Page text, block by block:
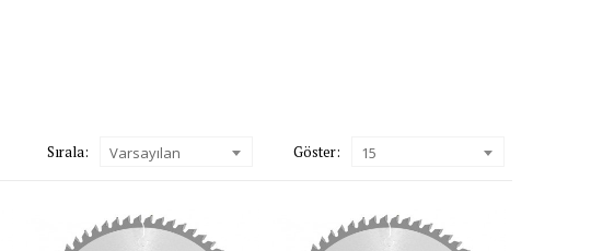
Sırala: Varsayılan Göster: 15